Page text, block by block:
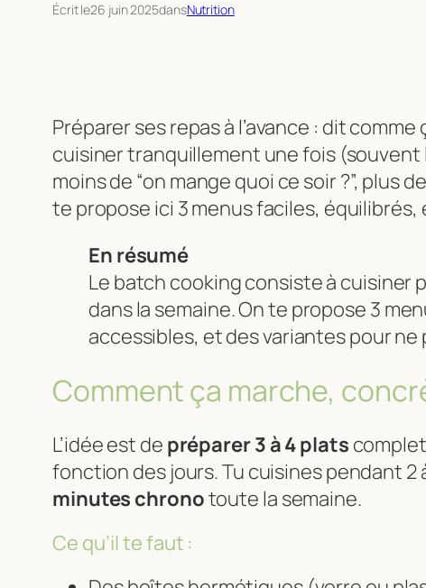
Écrit le26 juin 2025dansNutrition
Préparer ses repas à l’avance : dit
cuisiner tranquillement une fois (souvent
moins de “on mange quoi ce soir ?”, plus
te propose ici 3 menus faciles,
En résumé
Le batch cooking consiste à cuisiner
dans la semaine. On te propose 3
accessibles, et des variantes pour ne
Comment ça marche,
L’idée est de préparer 3 à 4 plats
fonction des jours. Tu cuisines pendant
minutes chronotoute la semaine.
Ce qu’il te faut :